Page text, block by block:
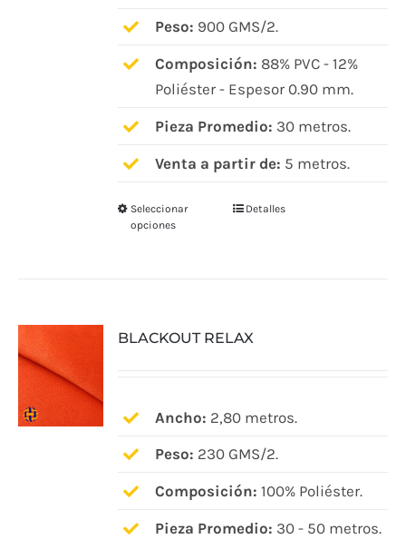
la
página
Peso: 900 GMS/2.
Composición: 88% PVC - 12%
Poliéster - Espesor 0.90 mm.
Pieza Promedio: 30 metros.
Venta a partir de: 5 metros.
Seleccionar
opciones
Este
Las
pueden
la
Detalles
BLACKOUT RELAX
Ancho: 2,80 metros.
Peso: 230 GMS/2.
Composición: 100% Poliéster.
Pieza Promedio: 30 - 50 metros.